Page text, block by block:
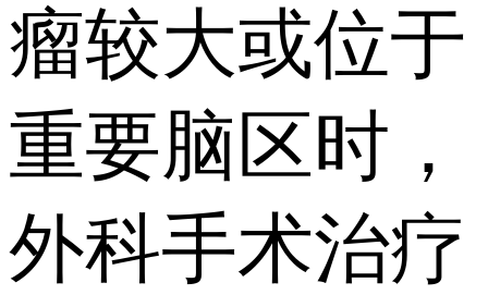
瘤较大或位于
重要脑区时，
外科手术治疗